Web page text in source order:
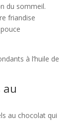
du sommeil.
friandise
à l’huile de
au
au chocolat qui